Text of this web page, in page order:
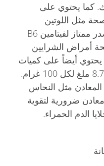
كما يحتوي على
مثل اللوتين
والزانثين والكاروتين. وهو مصدر ممتاز لفيتامين B6
أمراض الشرايين
يحتوي أيضاً على كميات
معتدلة من فيتامين C بمقدار 8.7 ملغ لكل 100 غرام.
مثل النحاس
ضرورية لتقوية
الدم الحمراء.